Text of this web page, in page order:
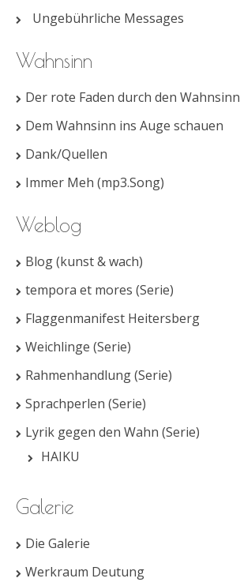
Ungebührliche Messages
Wahnsinn
Der rote Faden durch den Wahnsinn
Dem Wahnsinn ins Auge schauen
Dank/Quellen
Immer Meh (mp3.Song)
Weblog
Blog (kunst & wach)
tempora et mores (Serie)
Flaggenmanifest Heitersberg
Weichlinge (Serie)
Rahmenhandlung (Serie)
Sprachperlen (Serie)
Lyrik gegen den Wahn (Serie)
HAIKU
Galerie
Die Galerie
Werkraum Deutung